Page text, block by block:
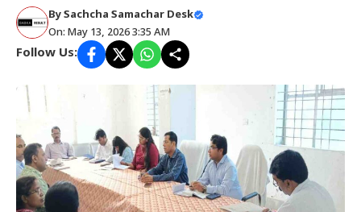
BySachcha Samachar Desk
On: May 13, 2026 3:35 AM
Follow Us: